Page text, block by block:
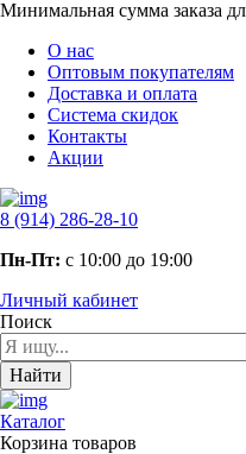
Минимальная сумма заказа
О нас
Оптовым покупателям
Доставка и оплата
Система скидок
Контакты
Акции
8 (914) 286-28-10
Пн-Пт: с 10:00 до 19:00
Личный кабинет
Поиск
Найти
Каталог
Корзина товаров